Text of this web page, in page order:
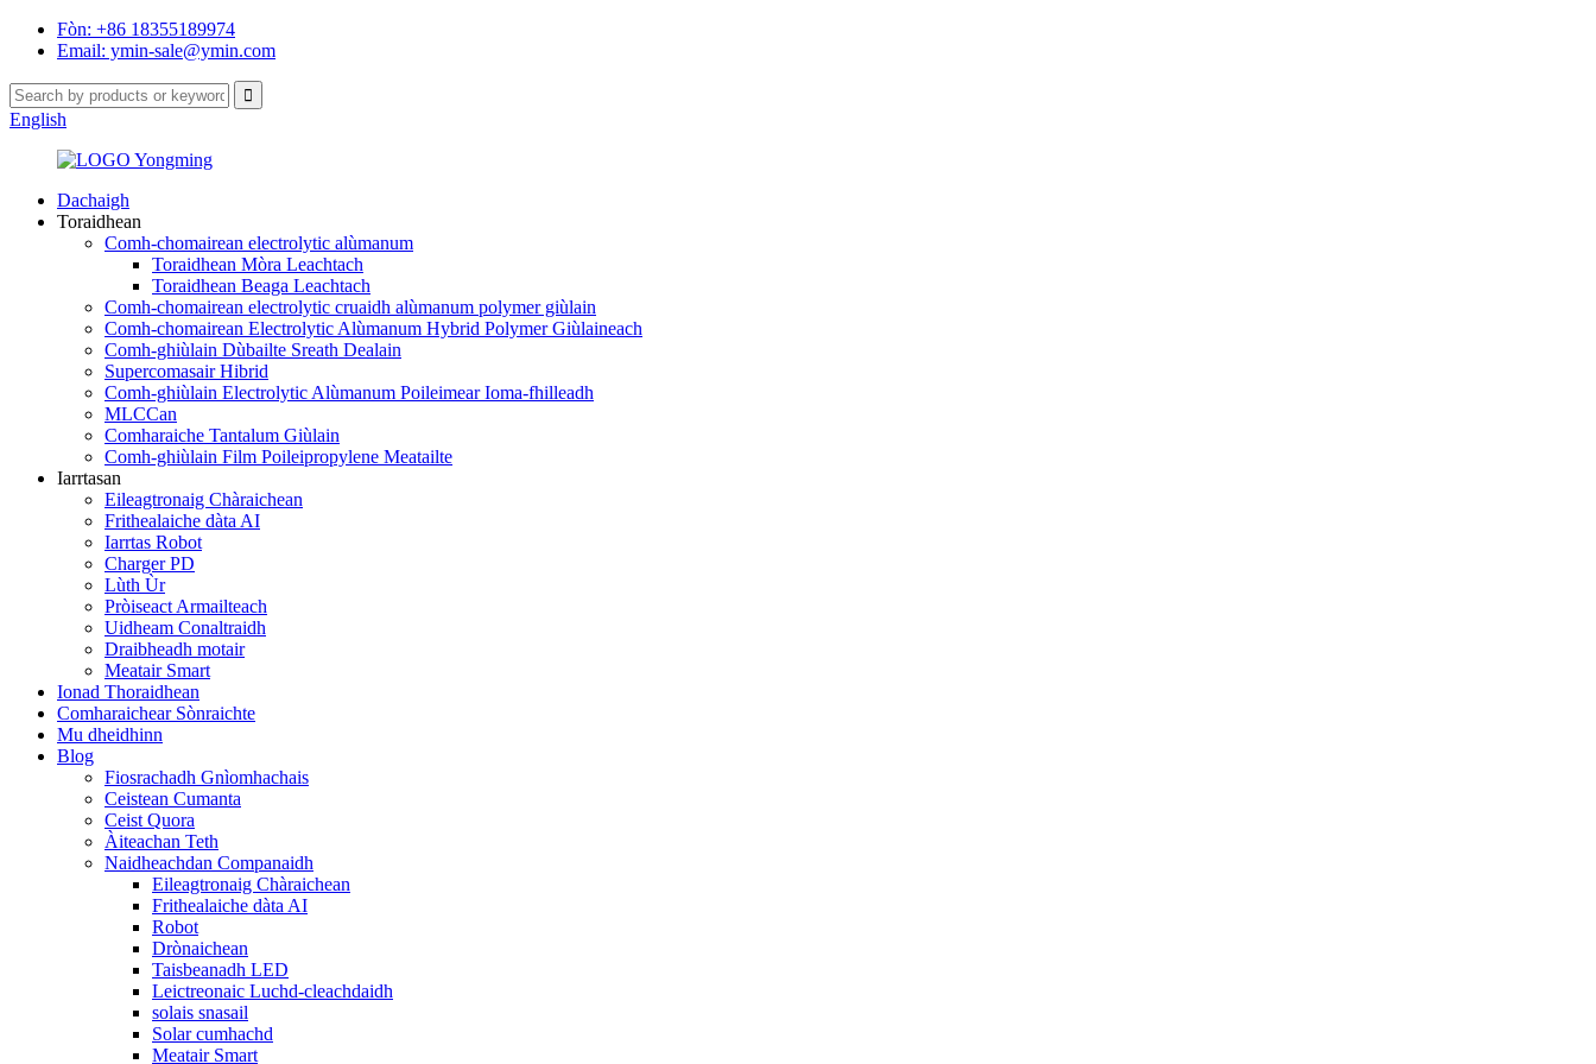
Fòn: +86 18355189974
Email: ymin-sale@ymin.com
English
Dachaigh
Toraidhean
Comh-chomairean electrolytic alùmanum
Toraidhean Mòra Leachtach
Toraidhean Beaga Leachtach
Comh-chomairean electrolytic cruaidh alùmanum polymer giùlain
Comh-chomairean Electrolytic Alùmanum Hybrid Polymer Giùlaineach
Comh-ghiùlain Dùbailte Sreath Dealain
Supercomasair Hibrid
Comh-ghiùlain Electrolytic Alùmanum Poileimear Ioma-fhilleadh
MLCCan
Comharaiche Tantalum Giùlain
Comh-ghiùlain Film Poileipropylene Meatailte
Iarrtasan
Eileagtronaig Chàraichean
Frithealaiche dàta AI
Iarrtas Robot
Charger PD
Lùth Ùr
Pròiseact Armailteach
Uidheam Conaltraidh
Draibheadh ​​​​​​motair
Meatair Smart
Ionad Thoraidhean
Comharaichear Sònraichte
Mu dheidhinn
Blog
Fiosrachadh Gnìomhachais
Ceistean Cumanta
Ceist Quora
Àiteachan Teth
Naidheachdan Companaidh
Eileagtronaig Chàraichean
Frithealaiche dàta AI
Robot
Drònaichean
Taisbeanadh LED
Leictreonaic Luchd-cleachdaidh
solais snasail
Solar cumhachd
Meatair Smart